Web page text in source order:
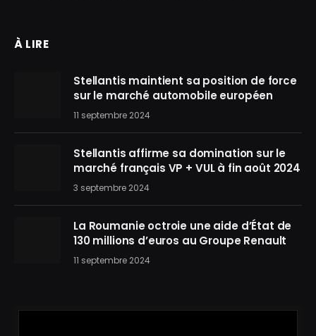
À LIRE
Stellantis maintient sa position de force
sur le marché automobile européen
11 septembre 2024
Stellantis affirme sa domination sur le
marché français VP + VUL à fin août 2024
3 septembre 2024
La Roumanie octroie une aide d’État de
130 millions d’euros au Groupe Renault
11 septembre 2024